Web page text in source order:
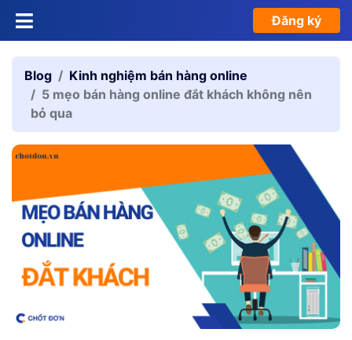
Đăng ký
Blog
Kinh nghiệm bán hàng online
5 mẹo bán hàng online đắt khách không nên
bỏ qua